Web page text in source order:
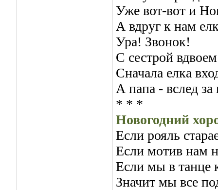
Уже вот-вот и
А вдруг к нам
Ура! Звонок!
С сестрой
Сначала елка
А папа - вслед за
* * *
Hовогодний
Если рояль
Если мотив нам
Если мы в танце
Значит мы все